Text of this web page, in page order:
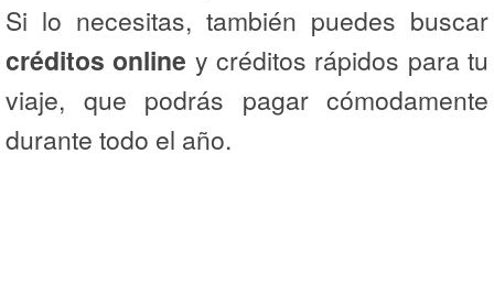
Si lo necesitas, también puedes buscar
créditos online y créditos rápidos para tu
viaje, que podrás pagar cómodamente
durante todo el año.